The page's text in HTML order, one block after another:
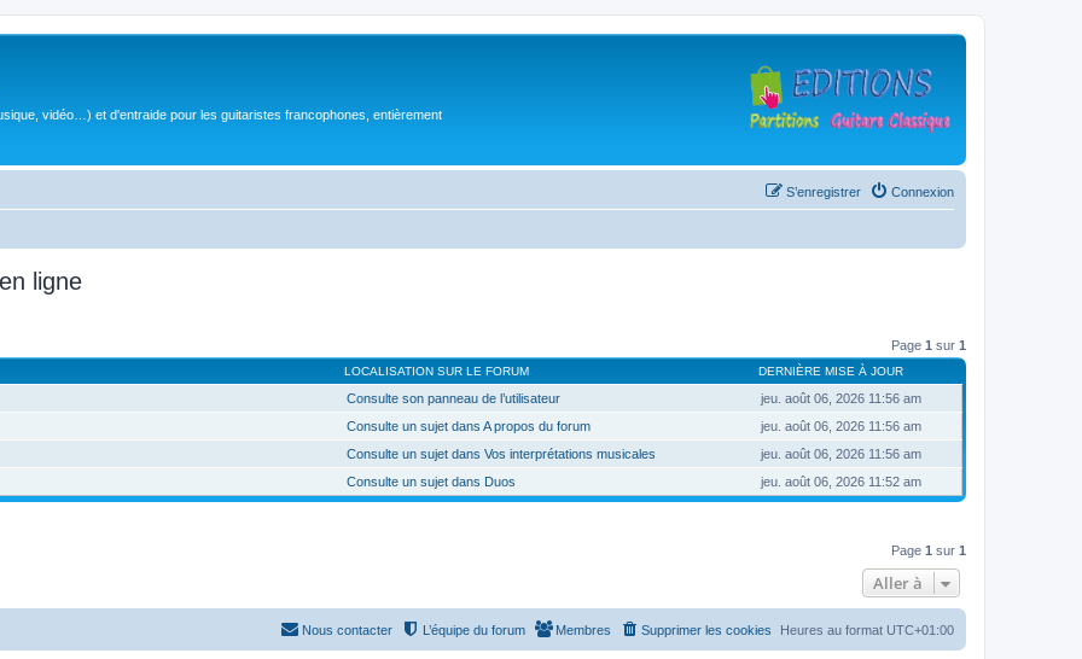
vidéo…) et d'entraide pour les guitaristes francophones, entièrement
Connexion
S’enregistrer
ligne
Page 1 sur 1
LOCALISATION SUR LE FORUM DERNIÈRE MISE À JOUR
Consulte son panneau de l’utilisateur
jeu. août 06, 2026 11:56 am
Consulte un sujet dans A propos du forum
jeu. août 06, 2026 11:56 am
Consulte un sujet dans Vos interprétations musicales
jeu. août 06, 2026 11:56 am
Consulte un sujet dans Duos jeu. août 06, 2026 11:52 am
Page 1 sur 1
Aller à
Heures au format UTC+01:00
Supprimer les cookies
Membres
L’équipe du forum
Nous contacter